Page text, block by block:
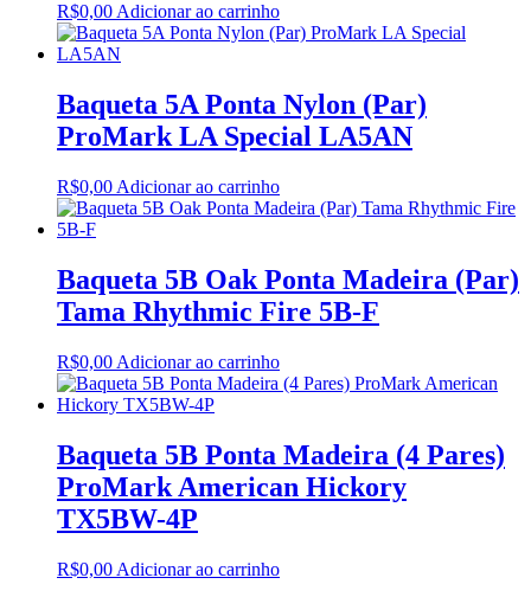
R$0,00Adicionar ao carrinho
Baqueta 5A Ponta Nylon (Par)
ProMark LA Special LA5AN
R$0,00 Adicionar ao carrinho
Baqueta 5B Oak Ponta Madeira (Par)
Tama Rhythmic Fire 5B-F
R$0,00 Adicionar ao carrinho
Baqueta 5B Ponta Madeira (4 Pares)
ProMark American Hickory
TX5BW-4P
R$0,00 Adicionar ao carrinho